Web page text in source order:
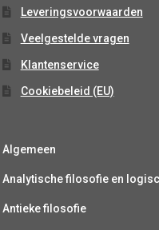
Leveringsvoorwaarden
Veelgestelde vragen
Klantenservice
Cookiebeleid (EU)
Algemeen
Analytische filosofie en
Antieke filosofie